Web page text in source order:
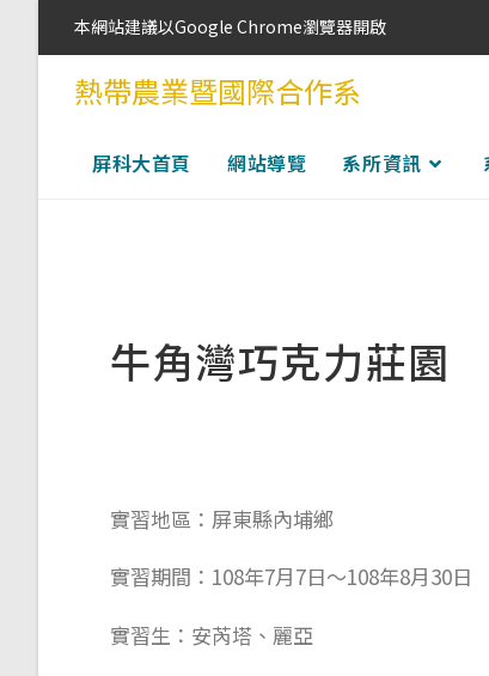
本網站建議以Google Chrome瀏覽器開啟
熱帶農業暨國際合作系
屏科大首頁 網站導覽 系所資訊
牛角灣巧克力莊園
實習地區：屏東縣內埔鄉
實習期間：108年7月7日～108年8月30日
實習生：安芮塔、麗亞